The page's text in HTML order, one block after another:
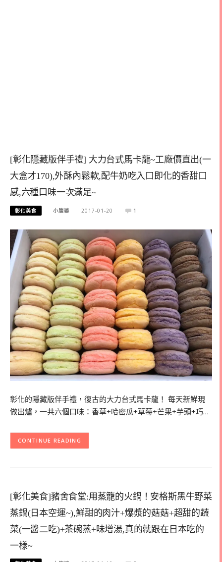
[彰化隱藏版伴手禮] 大力台式馬卡龍~工廠價直出(一
大盒才170),外酥內鬆軟,配牛奶吃入口即化的香甜口
感,六種口味一次滿足~
彰化美食 小腹婆 2017-01-20 1
彰化的隱藏版伴手禮，復古的大力台式馬卡龍！ 每天新鮮現
做出爐，一共六個口味：香草+哈密瓜+草莓+芒果+芋頭+巧…
CONTINUE READING
[彰化美食]豬舍食堂:用蒸籠的火鍋！安格斯黑牛野菜
蒸鍋(日本空運~),鮮甜的肉汁+爆漿的菇菇+超甜的蔬
菜(一醬二吃)+茶碗蒸+味增湯,真的就跟在日本吃的
一樣~